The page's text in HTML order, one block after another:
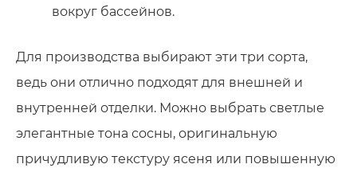
вокруг бассейнов.
Для производства выбирают эти три сорта,
ведь они отлично подходят для внешней и
внутренней отделки. Можно выбрать светлые
элегантные тона сосны, оригинальную
причудливую текстуру ясеня или повышенную